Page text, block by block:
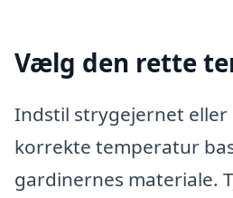
Vælg den rette
Indstil strygejernet
korrekte temperatur
gardinernes materiale.